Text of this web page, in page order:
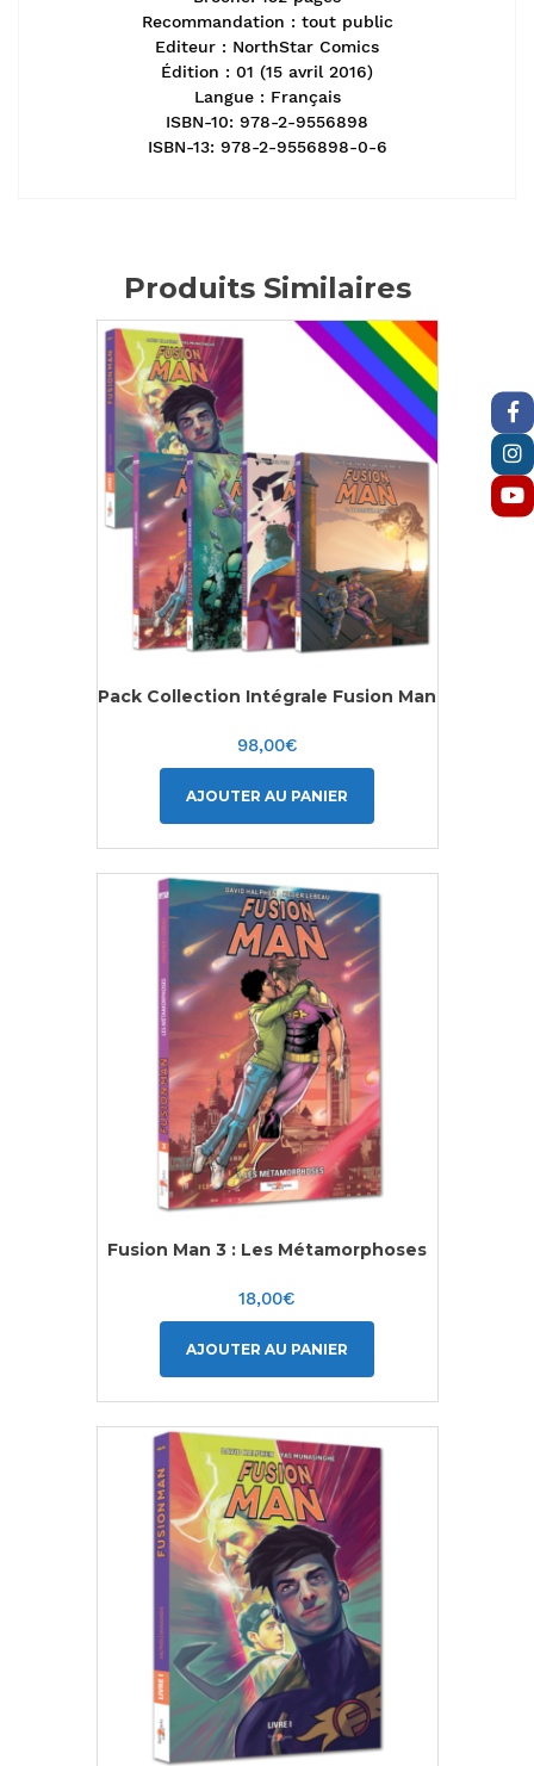
Recommandation : tout public
Editeur : NorthStar Comics
Édition : 01 (15 avril 2016)
Langue : Français
ISBN-10: 978-2-9556898
ISBN-13: 978-2-9556898-0-6
Produits Similaires
Pack Collection Intégrale Fusion Man
98,00€
AJOUTER AU PANIER
Fusion Man 3 : Les Métamorphoses
18,00€
AJOUTER AU PANIER